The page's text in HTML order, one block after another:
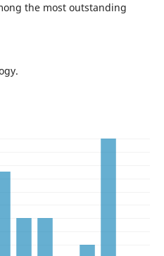
the most outstanding